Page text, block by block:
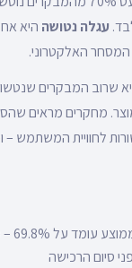
עגלה נטושה היא
האלקטרוני.
שרוב המבקרים
מחקרים מראים
לחוויית המשתמש